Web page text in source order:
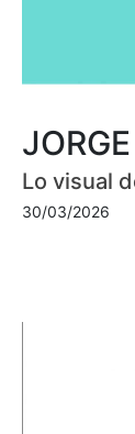
Lo visual
30/03/2026